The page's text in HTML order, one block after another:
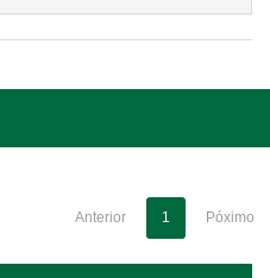
Anterior 1 Póximo